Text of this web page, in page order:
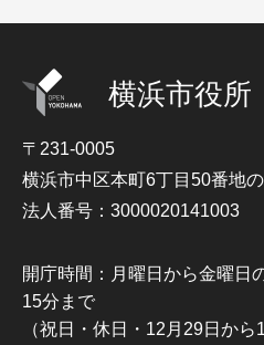
横浜市役所
〒231-0005
横浜市中区本町6丁目50番地
法人番号：3000020141003
開庁時間：月曜日から金曜日
15分まで
（祝日・休日・12月29日から